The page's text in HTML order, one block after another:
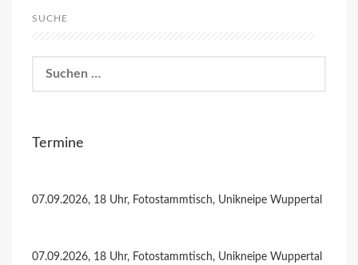
SUCHE
nach:
Termine
07.09.2026, 18 Uhr, Fotostammtisch, Unikneipe Wuppertal
07.09.2026, 18 Uhr, Fotostammtisch, Unikneipe Wuppertal